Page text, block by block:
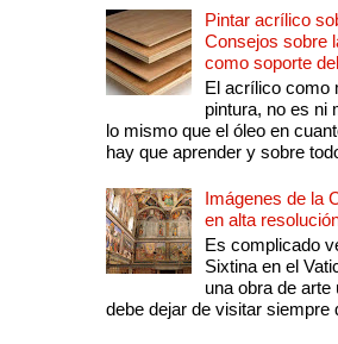
Pintar acrílico
Consejos sobre
como soporte
El acrílico como
pintura, no es ni
lo mismo que el óleo en
hay que aprender y sobre
Imágenes de la
en alta
Es complicado
Sixtina en el
una obra de arte
debe dejar de visitar siempre